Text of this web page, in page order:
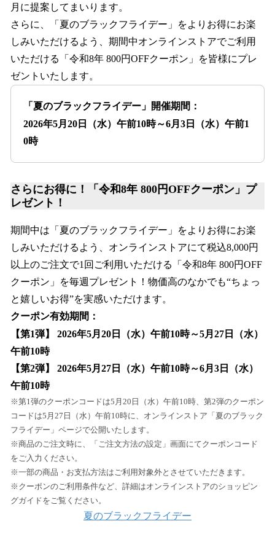
月に提案してまいります。
さらに、「夏のブラックフライデー」をよりお得にお楽
しみいただけるよう、期間中オンラインストアでご利用
いただける「令和8年 800円OFFクーポン」を皆様にプレ
ゼントいたします。
「夏のブラックフライデー」開催期間：
2026年5月20日（水）午前10時～6月3日（水）午前1
0時
さらにお得に！「令和8年 800円OFFクーポン」プ
レゼント！
期間中は「夏のブラックフライデー」をよりお得にお楽
しみいただけるよう、オンラインストアにて税込8,000円
以上のご注文で1回ご利用いただける「令和8年 800円OFF
クーポン」を毎週プレゼント！物価高のなかでも“ちょっ
と嬉しいお得”を実感いただけます。
クーポン有効期間：
【第1弾】 2026年5月20日（水）午前10時～5月27日（水）
午前10時
【第2弾】 2026年5月27日（水）午前10時～6月3日（水）
午前10時
※第1弾のクーポンコードは5月20日（水）午前10時、第2弾のクーポン
コードは5月27日（水）午前10時に、オンラインストア「夏のブラック
フライデー」ページで公開いたします。
※商品のご注文時に、「ご注文方法の設定」画面にてクーポンコード
をご入力ください。
※一部の商品・お支払方法はご利用対象外とさせていただきます。
※クーポンのご利用条件など、詳細はオンラインストアのショッピン
グガイドをご覧ください。
夏のブラックフライデー